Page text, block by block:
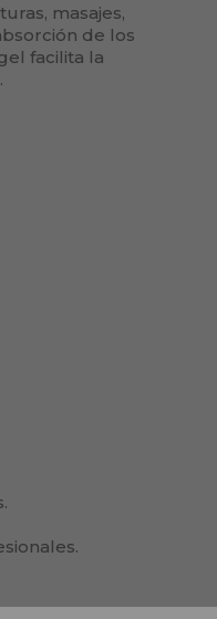
masajes,
de los
facilita la